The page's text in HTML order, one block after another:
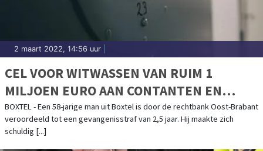
2 maart 2022, 14:56 uur
CEL VOOR WITWASSEN VAN RUIM 1
MILJOEN EURO AAN CONTANTEN EN
DRUGSHANDEL VIA POST
BOXTEL - Een 58-jarige man uit Boxtel is door de rechtbank Oost-Brabant
veroordeeld tot een gevangenisstraf van 2,5 jaar. Hij maakte zich
schuldig [...]